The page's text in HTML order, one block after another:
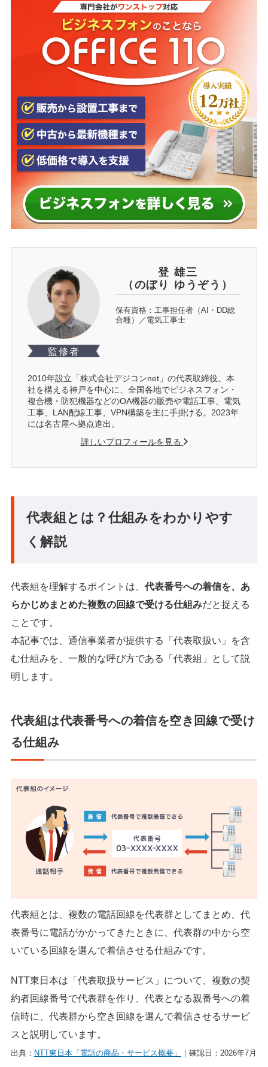
監修者
登 雄三
（のぼり ゆうぞう）
保有資格：工事担任者（AI・DD総
合種）／電気工事士
2010年設立「株式会社デジコンnet」の代表取締役。本
社を構える神戸を中心に、全国各地でビジネスフォン・
複合機・防犯機器などのOA機器の販売や電話工事、電気
工事、LAN配線工事、VPN構築を主に手掛ける。2023年
には名古屋へ拠点進出。
詳しいプロフィールを見る
代表組とは？仕組みをわかりやす
く解説
代表組を理解するポイントは、 代表番号への着信を、あ
らかじめまとめた複数の回線で受ける仕組みだと捉える
ことです。
本記事では、通信事業者が提供する「代表取扱い」を含
む仕組みを、一般的な呼び方である「代表組」として説
明します。
代表組は代表番号への着信を空き回線で受け
る仕組み
代表組とは、複数の電話回線を代表群としてまとめ、代
表番号に電話がかかってきたときに、代表群の中から空
いている回線を選んで着信させる仕組みです。
NTT東日本は「代表取扱サービス」について、複数の契
約者回線番号で代表群を作り、代表となる親番号への着
信時に、代表群から空き回線を選んで着信させるサービ
スと説明しています。
出典： NTT東日本「電話の商品・サービス概要」 ｜確認日：2026年7月